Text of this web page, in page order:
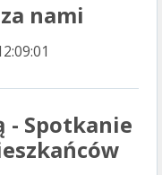
nami
- Spotkanie